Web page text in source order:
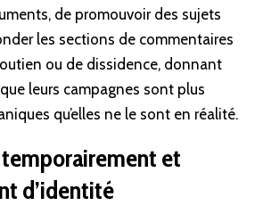
de promouvoir des sujets
les sections de commentaires
ou de dissidence, donnant
leurs campagnes sont plus
qu’elles ne le sont en réalité.
et
d’identité